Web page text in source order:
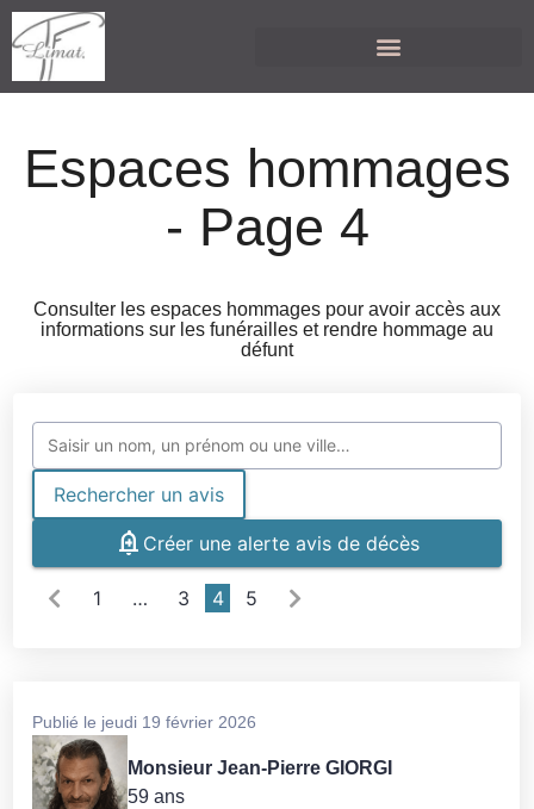
Espaces hommages
- Page 4
Consulter les espaces hommages pour avoir accès aux
informations sur les funérailles et rendre hommage au
défunt
Rechercher un avis
Créer une alerte avis de décès
1 … 3 4 5
Publié le jeudi 19 février 2026
Monsieur Jean-Pierre GIORGI
59 ans